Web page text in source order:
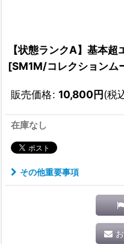
【状態ランクA】基本
[SM1M/コレクションム
販売価格: 10,800円(税
在庫なし
その他重要事項